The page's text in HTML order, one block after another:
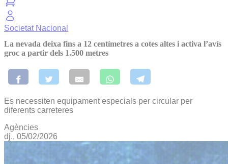
Societat Nacional
La nevada deixa fins a 12 centímetres a cotes altes i activa l’avís
groc a partir dels 1.500 metres
Es necessiten equipament especials per circular per
diferents carreteres
Agències
dj., 05/02/2026